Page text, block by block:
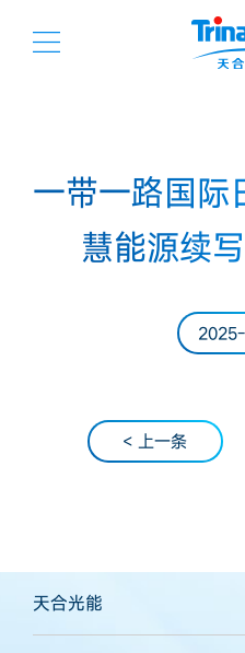
一带一路国际
慧能源续
< 上一条
天合光能